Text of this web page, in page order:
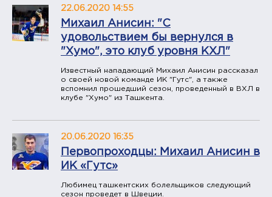
22.06.2020 14:55
Михаил Анисин: "С
удовольствием бы вернулся в
"Хумо", это клуб уровня КХЛ"
Известный нападающий Михаил Анисин рассказал
о своей новой команде ИК "Гутс", а также
вспомнил прошедший сезон, проведенный в ВХЛ в
клубе "Хумо" из Ташкента.
20.06.2020 16:35
Первопроходцы: Михаил Анисин в
ИК «Гутс»
Любимец ташкентских болельщиков следующий
сезон проведет в Швеции.